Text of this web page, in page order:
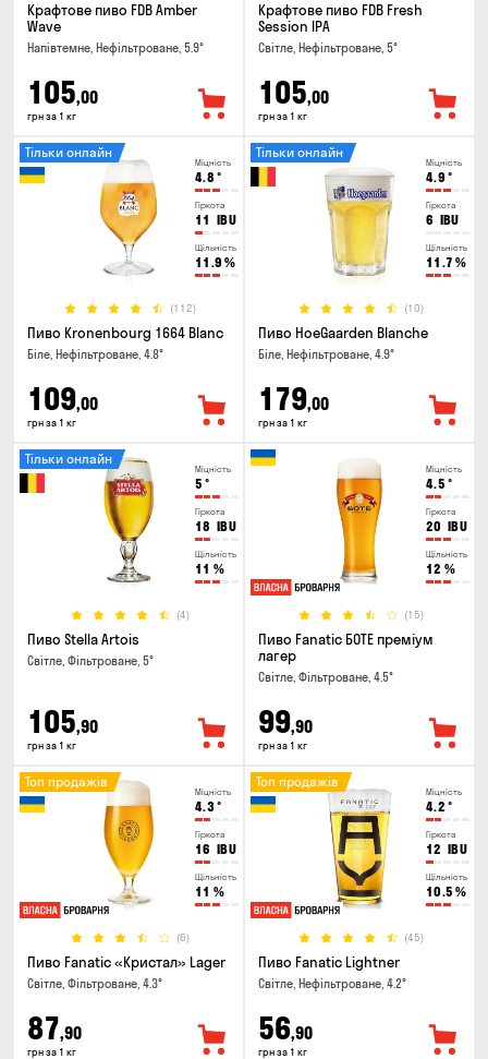
Крафтове пиво FDB Amber
Wave
Напівтемне, Нефільтроване, 5.9°
105,00
грн за 1 кг
Крафтове пиво FDB Fresh
Session IPA
Світле, Нефільтроване, 5°
105,00
грн за 1 кг
Міцність
4.8 °
Гіркота
11 IBU
Щільність
11.9 %
(112)
Тільки онлайн
Пиво Kronenbourg 1664 Blanc
Біле, Нефільтроване, 4.8°
109,00
грн за 1 кг
Міцність
4.9 °
Гіркота
6 IBU
Щільність
11.7 %
(10)
Тільки онлайн
Пиво HoeGaarden Blanche
Біле, Нефільтроване, 4.9°
179,00
грн за 1 кг
Міцність
5 °
Гіркота
18 IBU
Щільність
11 %
(4)
Тільки онлайн
Пиво Stella Artois
Світле, Фільтроване, 5°
105,90
грн за 1 кг
Міцність
4.5 °
Гіркота
20 IBU
Щільність
12 %
(15)
Пиво Fanatic БОТЕ преміум
лагер
Світле, Фільтроване, 4.5°
99,90
грн за 1 кг
Міцність
4.3°
Гіркота
16 IBU
Щільність
11 %
(6)
Топ продажів
Пиво Fanatic «Кристал» Lager
Світле, Фільтроване, 4.3°
87,90
грн за 1 кг
Міцність
4.2 °
Гіркота
12 IBU
Щільність
10.5 %
(45)
Топ продажів
Пиво Fanatic Lightner
Світле, Нефільтроване, 4.2°
56,90
грн за 1 кг